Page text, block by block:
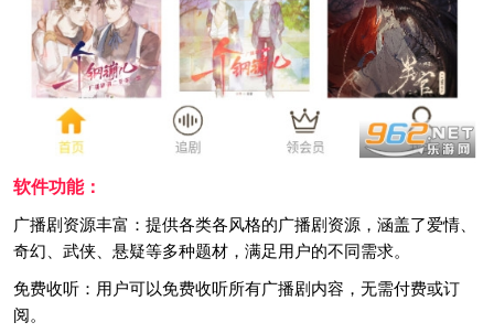
软件功能：
广播剧资源丰富：提供各类各风格的广播剧资源，涵盖了爱情、
奇幻、武侠、悬疑等多种题材，满足用户的不同需求。
免费收听：用户可以免费收听所有广播剧内容，无需付费或订
阅。